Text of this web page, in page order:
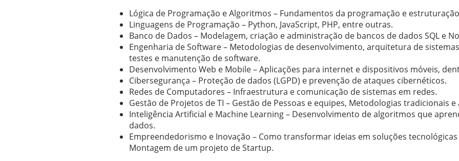
Lógica de Programação e Algoritmos – Fundamentos da programação e
Linguagens de Programação – Python, JavaScript, PHP, entre outras.
Banco de Dados – Modelagem, criação e administração de bancos de dados SQL e
Engenharia de Software – Metodologias de desenvolvimento, arquitetura de
testes e manutenção de software.
Desenvolvimento Web e Mobile – Aplicações para internet e dispositivos móveis,
Cibersegurança – Proteção de dados (LGPD) e prevenção de ataques cibernéticos.
Redes de Computadores – Infraestrutura e comunicação de sistemas em redes.
Gestão de Projetos de TI – Gestão de Pessoas e equipes, Metodologias tradicionais
Inteligência Artificial e Machine Learning – Desenvolvimento de algoritmos que
dados.
Empreendedorismo e Inovação – Como transformar ideias em soluções
Montagem de um projeto de Startup.